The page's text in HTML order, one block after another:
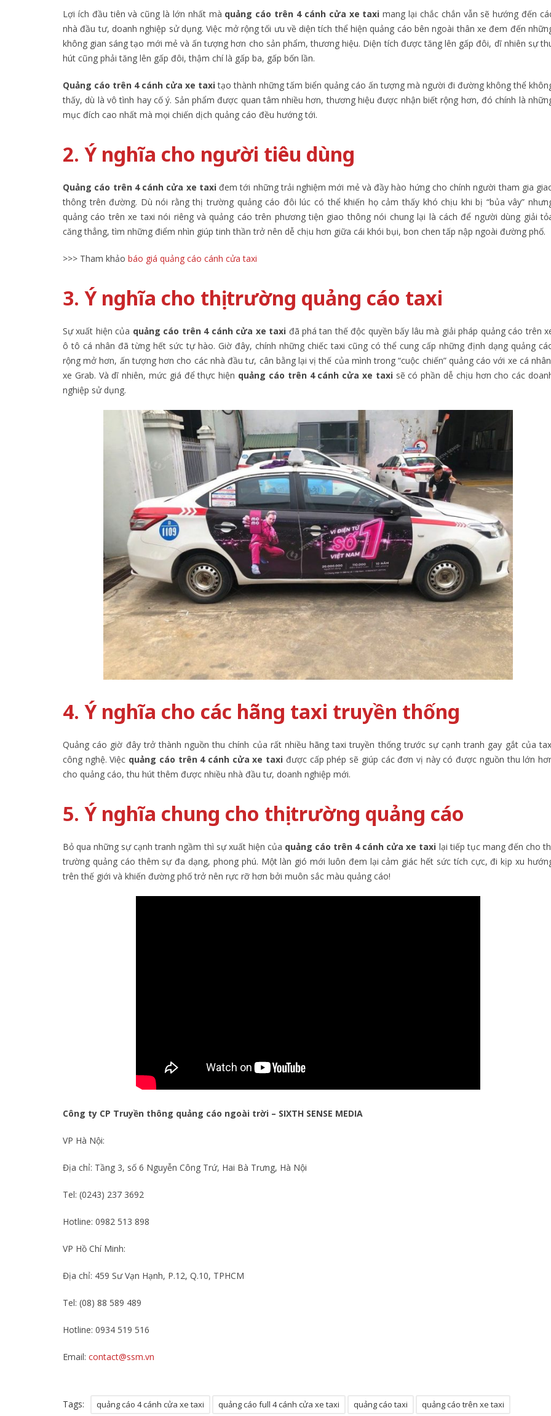
Lợi ích đầu tiên và cũng là lớn nhất mà quảng cáo trên 4 cánh cửa xe taximang lại chắc chắn vẫn sẽ hướng đến
nhà đầu tư, doanh nghiệp sử dụng. Việc mở rộng tối ưu về diện tích thể hiện quảng cáo bên ngoài thân xe đem đến
không gian sáng tạo mới mẻ và ấn tượng hơn cho sản phẩm, thương hiệu. Diện tích được tăng lên gấp đôi, dĩ nhiên sự
hút cũng phải tăng lên gấp đôi, thậm chí là gấp ba, gấp bốn lần.
Quảng cáo trên 4 cánh cửa xe taxitạo thành những tấm biển quảng cáo ấn tượng mà người đi đường không thể
thấy, dù là vô tình hay cố ý. Sản phẩm được quan tâm nhiều hơn, thương hiệu được nhận biết rộng hơn, đó chính là
mục đích cao nhất mà mọi chiến dịch quảng cáo đều hướng tới.
2. Ý nghĩa cho người tiêu dùng
Quảng cáo trên 4 cánh cửa xe taxi đem tới những trải nghiệm mới mẻ và đầy hào hứng cho chính người tham gia
thông trên đường. Dù nói rằng thị trường quảng cáo đôi lúc có thể khiến họ cảm thấy khó chịu khi bị “bủa vây”
quảng cáo trên xe taxi nói riêng và quảng cáo trên phương tiện giao thông nói chung lại là cách để người dùng giải
căng thẳng, tìm những điểm nhìn giúp tinh thần trở nên dễ chịu hơn giữa cái khói bụi, bon chen tấp nập ngoài đường phố.
>>> Tham khảo báo giá quảng cáo cánh cửa taxi
3. Ý nghĩa cho thị trường quảng cáo taxi
Sự xuất hiện của quảng cáo trên 4 cánh cửa xe taxi đã phá tan thế độc quyền bấy lâu mà giải pháp quảng cáo trên
ô tô cá nhân đã từng hết sức tự hào. Giờ đây, chính những chiếc taxi cũng có thể cung cấp những định dạng quảng
rộng mở hơn, ấn tượng hơn cho các nhà đầu tư, cân bằng lại vị thế của mình trong “cuộc chiến” quảng cáo với xe cá
xe Grab. Và dĩ nhiên, mức giá để thực hiện quảng cáo trên 4 cánh cửa xe taxi sẽ có phần dễ chịu hơn cho các
nghiệp sử dụng.
4. Ý nghĩa cho các hãng taxi truyền thống
Quảng cáo giờ đây trở thành nguồn thu chính của rất nhiều hãng taxi truyền thống trước sự cạnh tranh gay gắt của
công nghệ. Việc quảng cáo trên 4 cánh cửa xe taxi được cấp phép sẽ giúp các đơn vị này có được nguồn thu lớn
cho quảng cáo, thu hút thêm được nhiều nhà đầu tư, doanh nghiệp mới.
5. Ý nghĩa chung cho thị trường quảng cáo
Bỏ qua những sự cạnh tranh ngầm thì sự xuất hiện của quảng cáo trên 4 cánh cửa xe taxi lại tiếp tục mang đến cho
trường quảng cáo thêm sự đa dạng, phong phú. Một làn gió mới luôn đem lại cảm giác hết sức tích cực, đi kịp xu
trên thế giới và khiến đường phố trở nên rực rỡ hơn bởi muôn sắc màu quảng cáo!
Công ty CP Truyền thông quảng cáo ngoài trời – SIXTH SENSE MEDIA
VP Hà Nội:
Địa chỉ: Tầng 3, số 6 Nguyễn Công Trứ, Hai Bà Trưng, Hà Nội
Tel: (0243) 237 3692
Hotline: 0982 513 898
VP Hồ Chí Minh:
Địa chỉ: 459 Sư Vạn Hạnh, P.12, Q.10, TPHCM
Tel: (08) 88 589 489
Hotline: 0934 519 516
Email: contact@ssm.vn
Tags: quảng cáo 4 cánh cửa xe taxi quảng cáo full 4 cánh cửa xe taxi quảng cáo taxi quảng cáo trên xe taxi